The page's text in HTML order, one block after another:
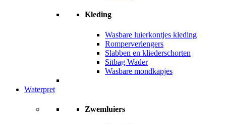
Kleding
Wasbare luierkontjes kleding
Romperverlengers
Slabben en kliederschorten
Sitbag Wader
Wasbare mondkapjes
Waterpret
Zwemluiers